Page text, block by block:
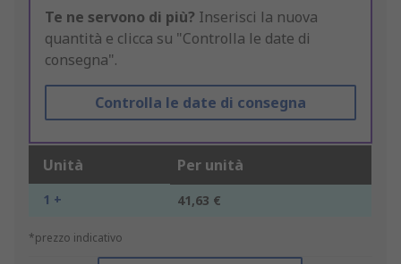
Te ne servono di più? Inserisci la nuova
quantità e clicca su "Controlla le date di
consegna".
Controlla le date di consegna
Unità Per unità
1 + 41,63 €
*prezzo indicativo